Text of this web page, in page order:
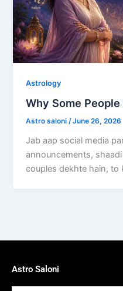
Astrology
Why Some
Astro saloni/June 26, 2026
Jab aap social media
announcements,
couples dekhte hain,
Astro Saloni